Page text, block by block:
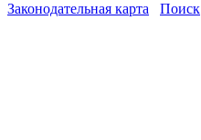
Законодательная карта Поиск